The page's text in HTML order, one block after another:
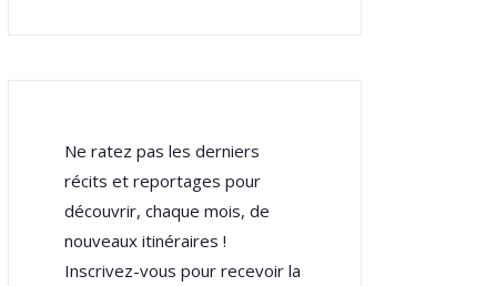
Ne ratez pas les derniers
récits et reportages pour
découvrir, chaque mois, de
nouveaux itinéraires !
Inscrivez-vous pour recevoir la